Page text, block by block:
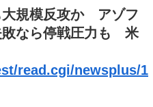
大規模反攻か アゾフ
敗なら停戦圧力も 米
read.cgi/newsplus/1